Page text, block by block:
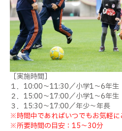
［実施時間］
１．10:00～11:30／小学1～6年生
２．15:00～17:00／小学1～6年生
３．15:30～17:00／年少～年長
※時間中であればいつでもお気軽に
※所要時間の目安：15～30分